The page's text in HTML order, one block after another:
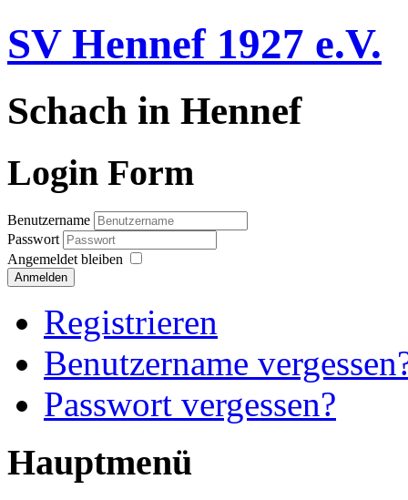
SV Hennef 1927 e.V.
Schach in Hennef
Login Form
Benutzername
Passwort
Angemeldet bleiben
Anmelden
Registrieren
Benutzername
Passwort vergessen?
Hauptmenü